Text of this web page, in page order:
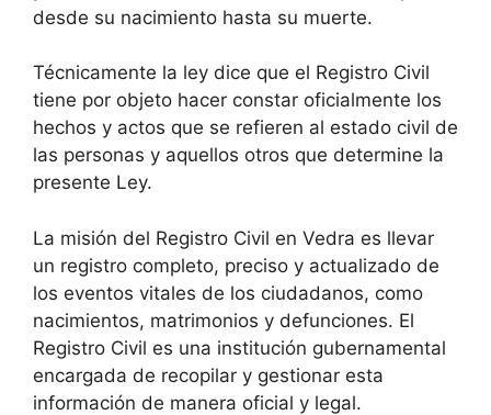
desde su nacimiento hasta su muerte.
Técnicamente la ley dice que el Registro Civil
tiene por objeto hacer constar oficialmente los
hechos y actos que se refieren al estado civil de
las personas y aquellos otros que determine la
presente Ley.
La misión del Registro Civil en Vedra es llevar
un registro completo, preciso y actualizado de
los eventos vitales de los ciudadanos, como
nacimientos, matrimonios y defunciones. El
Registro Civil es una institución gubernamental
encargada de recopilar y gestionar esta
información de manera oficial y legal.